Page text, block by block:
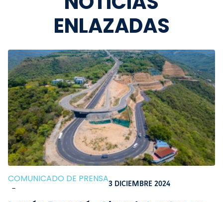
ENLAZADAS
COMUNICADO DE PRENSA
-
3 DICIEMBRE 2024